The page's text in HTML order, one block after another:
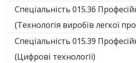
Спеціальність 015.36
(Технологія виробів легкої
Спеціальність 015.39
(Цифрові технології)